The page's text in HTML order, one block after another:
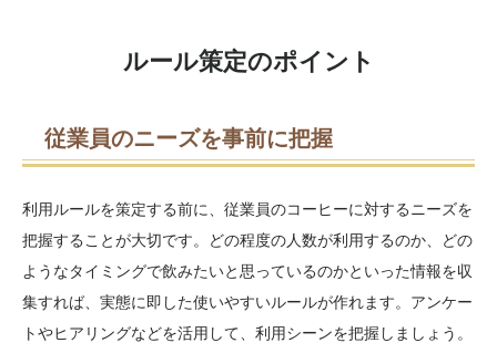
ルール策定のポイント
従業員のニーズを事前に把握
利用ルールを策定する前に、従業員のコーヒーに対するニーズを
把握することが大切です。どの程度の人数が利用するのか、どの
ようなタイミングで飲みたいと思っているのかといった情報を収
集すれば、実態に即した使いやすいルールが作れます。アンケー
トやヒアリングなどを活用して、利用シーンを把握しましょう。